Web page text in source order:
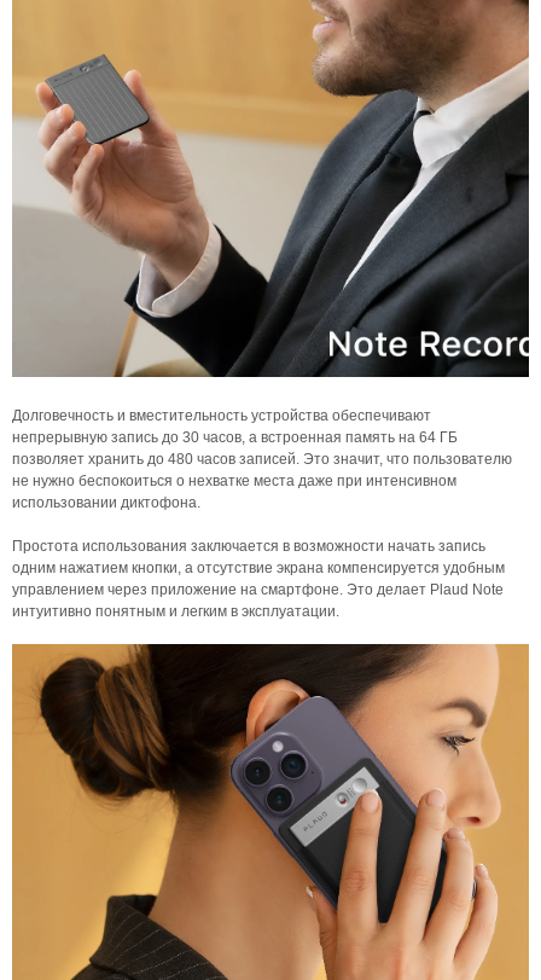
Долговечность и вместительность устройства обеспечивают
непрерывную запись до 30 часов, а встроенная память на 64 ГБ
позволяет хранить до 480 часов записей. Это значит, что пользователю
не нужно беспокоиться о нехватке места даже при интенсивном
использовании диктофона.
Простота использования заключается в возможности начать запись
одним нажатием кнопки, а отсутствие экрана компенсируется удобным
управлением через приложение на смартфоне. Это делает Plaud Note
интуитивно понятным и легким в эксплуатации.